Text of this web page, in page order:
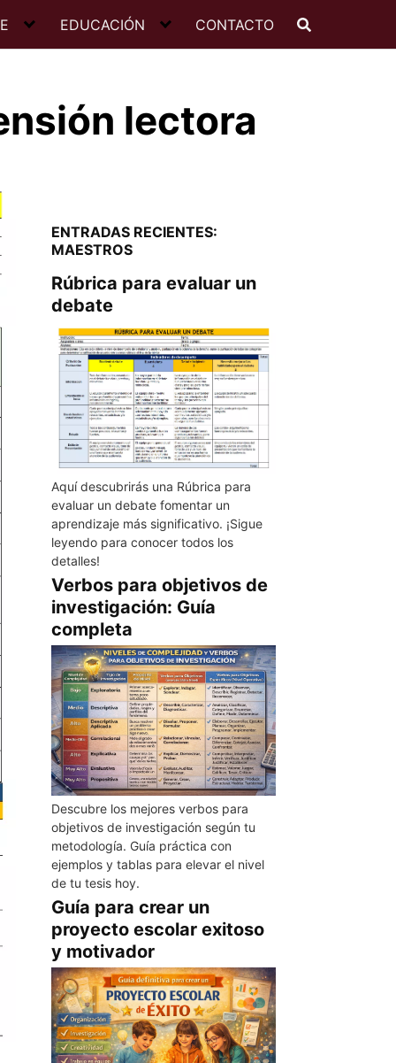
EDUCACIÓN CONTACTO
lectora
ENTRADAS RECIENTES:
MAESTROS
Rúbrica para evaluar un
debate
Aquí descubrirás una Rúbrica para
evaluar un debate fomentar un
aprendizaje más significativo. ¡Sigue
leyendo para conocer todos los
detalles!
Verbos para objetivos de
investigación: Guía
completa
Descubre los mejores verbos para
objetivos de investigación según tu
metodología. Guía práctica con
ejemplos y tablas para elevar el nivel
de tu tesis hoy.
Guía para crear un
proyecto escolar exitoso
y motivador